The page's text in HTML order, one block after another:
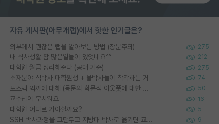
자유 게시판(아무개랩)에서 핫한 인기글은?
외부에서 괜찮은 랩을 알아보는 방법 (장문주의) 275
내 석사생활 참 많은일들이 있엇네요^^ 212
대학원 월급 정리해준다 (공대 기준) 275
소재분야 석박사 대학원생 + 물박사들이 착각하는 거 74
포스텍 억까에 대해 (동문의 학문적 아웃풋에 대한 반박) 50
교수님이 무서워요 16
대학원 어디로 가야할까요? 5
SSH 박사과정을 그만두고 지방대 박사로 옮기면 교수의 꿈은 끝일까요? 9